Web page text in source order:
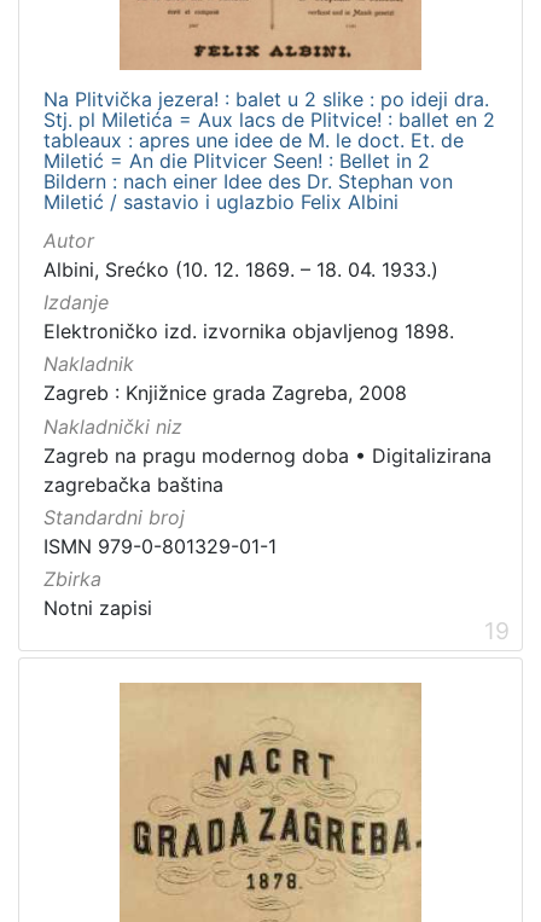
Na Plitvička jezera! : balet u 2 slike : po ideji dra.
Stj. pl Miletića = Aux lacs de Plitvice! : ballet en 2
tableaux : apres une idee de M. le doct. Et. de
Miletić = An die Plitvicer Seen! : Bellet in 2
Bildern : nach einer Idee des Dr. Stephan von
Miletić / sastavio i uglazbio Felix Albini
Autor
Albini, Srećko (10. 12. 1869. – 18. 04. 1933.)
Izdanje
Elektroničko izd. izvornika objavljenog 1898.
Nakladnik
Zagreb : Knjižnice grada Zagreba, 2008
Nakladnički niz
Zagreb na pragu modernog doba • Digitalizirana
zagrebačka baština
Standardni broj
ISMN 979-0-801329-01-1
Zbirka
Notni zapisi
19